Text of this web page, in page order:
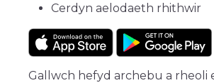
Cerdyn aelodaeth rhithwir
Gallwch hefyd archebu a rheoli